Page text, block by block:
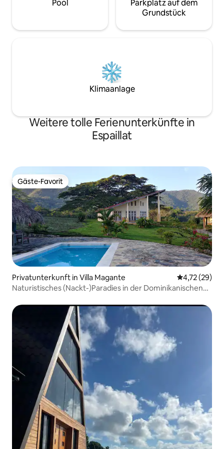
Pool
Parkplatz auf dem
Grundstück
Klimaanlage
Weitere tolle Ferienunterkünfte in
Espaillat
Gäste-Favorit
Gäste-Favorit
Privatunterkunft in Villa Magante
4,72 (29)
Naturistisches (Nackt-)Paradies in der Dominikanischen